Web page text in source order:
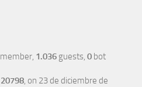
member, 1.036 guests, 0 bot
20798, on 23 de diciembre de